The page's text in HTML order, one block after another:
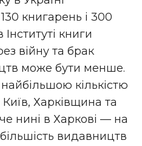
книгарень і 300
книги
війну та брак
може бути менше.
найбільшою кількістю
Харківщина та
нині в Харкові — на
видавництв